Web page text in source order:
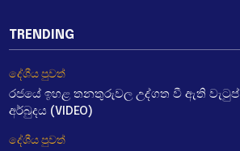
TRENDING
දේශීය පුවත්
රජයේ ඉහළ තනතුරුවල උද්ගත වී ඇති වැටුප්
අර්බුදය (VIDEO)
දේශීය පුවත්